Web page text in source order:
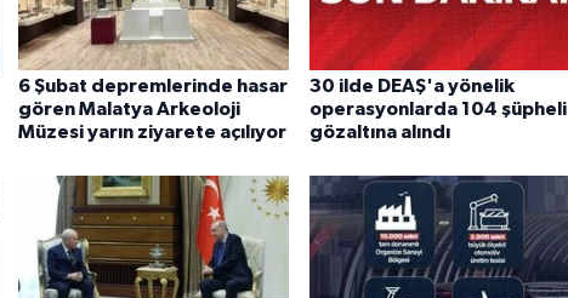
6 Şubat depremlerinde hasar
gören Malatya Arkeoloji
Müzesi yarın ziyarete açılıyor
30 ilde DEAŞ'a yönelik
operasyonlarda 104 şüpheli
gözaltına alındı